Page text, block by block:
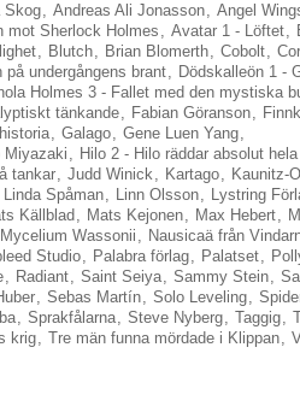
Skog, Andreas Ali Jonasson, Angel
mot Sherlock Holmes , Avatar 1 - Löftet,
, Blutch, Brian Blomerth, Cobolt,
på undergångens brant, Dödskalleön 1 -
Holmes 3 - Fallet med den mystiska
tänkande, Fabian Göranson,
, Galago, Gene Luen Yang,
Miyazaki , Hilo 2 - Hilo räddar absolut
tankar, Judd Winick, Kartago, Kaunitz-
Linda Spåman, Linn Olsson, Lystring
Källblad , Mats Kejonen, Max Hebert,
Mycelium Wassonii , Nausicaä från
Studio, Palabra förlag, Palatset,
, Radiant, Saint Seiya, Sammy Stein,
, Sebas Martín, Solo Leveling,
, Sprakfålarna, Steve Nyberg, Taggig,
krig, Tre män funna mördade i Klippan,